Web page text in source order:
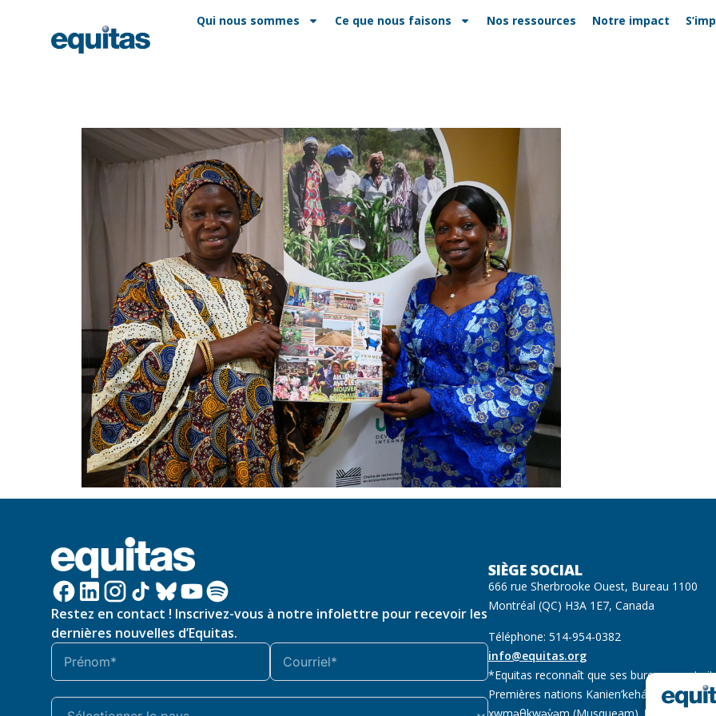
Qui nous sommes Ce que nous faisons Nos ressources Notre impact
Restez en contact ! Inscrivez-vous à notre infolettre pour recevoir les
dernières nouvelles d’Equitas.
SIÈGE SOCIAL
666 rue Sherbrooke Ouest, Bureau 1100
Montréal (QC) H3A 1E7, Canada
Téléphone: 514-954-0382
info@equitas.org
*Equitas reconnaît que ses bureaux sont
Premières nations Kanien’kehá:ka